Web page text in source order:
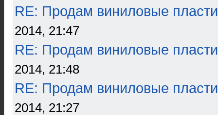
RE: Продам виниловые
2014, 21:47
RE: Продам виниловые
2014, 21:48
RE: Продам виниловые
2014, 21:27